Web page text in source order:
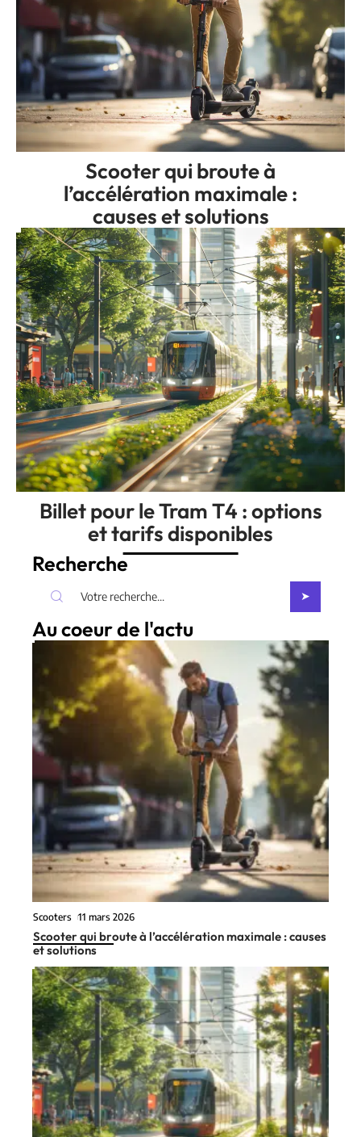
Scooter qui broute à
l’accélération maximale :
causes et solutions
Billet pour le Tram T4 : options
et tarifs disponibles
Recherche
Au coeur de l'actu
Scooters 11 mars 2026
Scooter qui broute à l’accélération maximale : causes
et solutions